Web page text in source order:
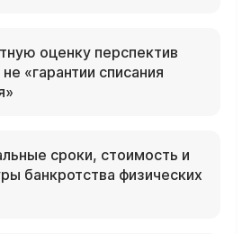
оценку перспектив
«гарантии списания
сроки, стоимость и
банкротства физических